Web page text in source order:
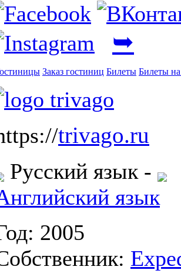
➥
Заказ гостиниц Билеты Билеты
trivago.ru
Русский язык -
язык
2005